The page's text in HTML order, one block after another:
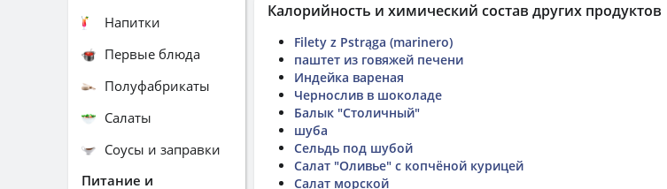
Калорийность и химический состав других продуктов
Filety z Pstrąga (marinero)
паштет из говяжей печени
Индейка вареная
Чернослив в шоколаде
Балык "Столичный"
шуба
Сельдь под шубой
Салат "Оливье" с копчёной курицей
Салат морской
Напитки
Первые блюда
Полуфабрикаты
Салаты
Соусы и заправки
Питание и